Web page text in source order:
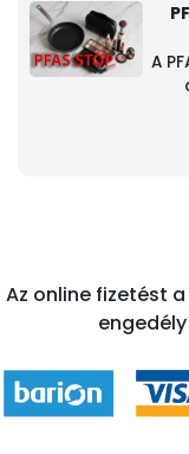
A
Az online fizetést